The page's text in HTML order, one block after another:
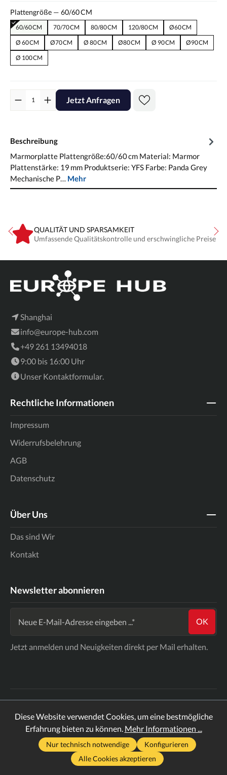
Plattengröße — 60/60 CM
60/60 CM 70/70 CM 80/80 CM 120/80 CM
Ø60 CM
Ø 60 CM
Ø70 CM Ø 80 CM Ø80 CM Ø 90 CM
Ø90 CM
Ø 100 CM
Jetzt Anfragen
Beschreibung
Marmorplatte Plattengröße:60/60 cm Material: Marmor
Plattenstärke: 19 mm Produktserie: YFS Farbe: Panda Grey
Mechanische P… Mehr
QUALITÄT UND SPARSAMKEIT
Umfassende Qualitätskontrolle und erschwingliche Preise
Shanghai
info@europe-hub.com
+49 261 13494018
9:00 bis 16:00 Uhr
Unser Kontaktformular.
Rechtliche Informationen
Impressum
Widerrufsbelehrung
AGB
Datenschutz
Über Uns
Das sind Wir
Kontakt
Newsletter abonnieren
OK
Jetzt anmelden und Neuigkeiten direkt per Mail erhalten.
* Alle Preise inkl. gesetzl. Mehrwertsteuer zzgl.
Versandkostenund ggf. Nachnahmegebühren, wenn nicht
anders angegeben.
Revaeller 2023
Diese Website verwendet Cookies, um eine bestmögliche
Erfahrung bieten zu können. Mehr Informationen ...
Nur technisch notwendige
Konfigurieren
Alle Cookies akzeptieren